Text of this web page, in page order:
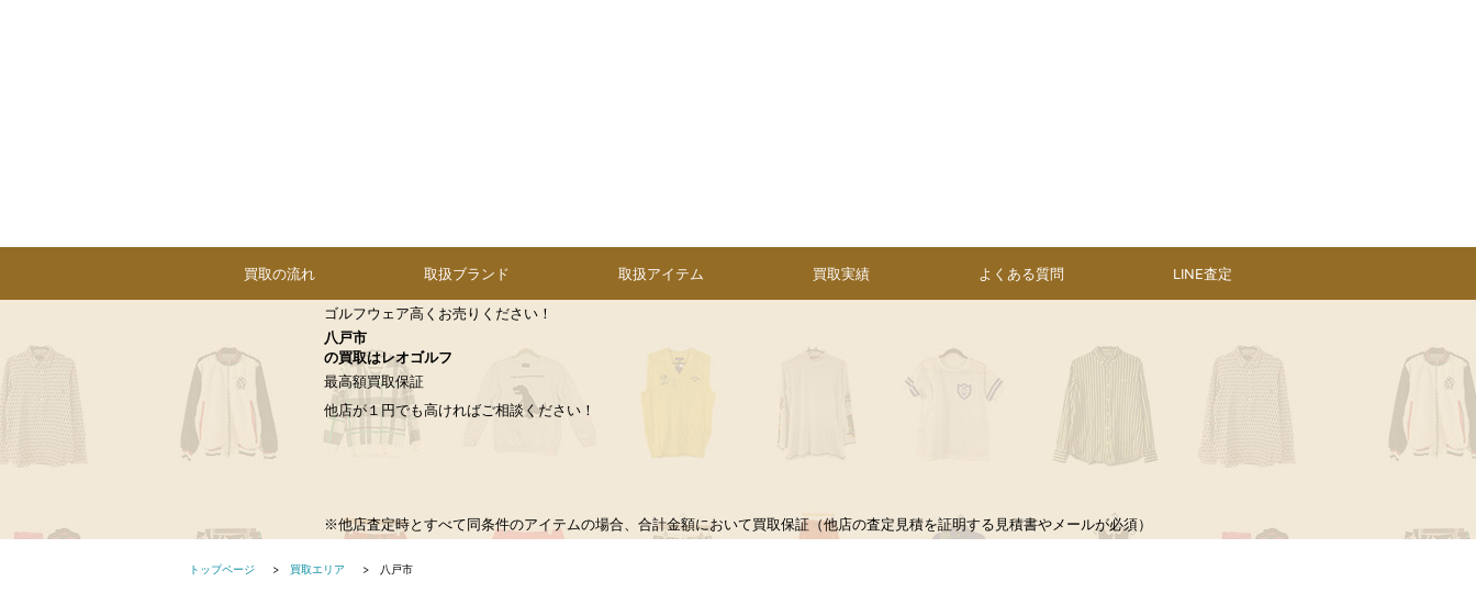
買取の流れ 取扱ブランド 取扱アイテム 買取実績 よくある質問 LINE査定
ゴルフウェア高くお売りください！
八戸市
の買取はレオゴルフ
最高額買取保証
他店が１円でも高ければご相談ください！
※他店査定時とすべて同条件のアイテムの場合、合計金額において買取保証（他店の査定見積を証明する見積書やメールが必須）
トップページ 買取エリア 八戸市